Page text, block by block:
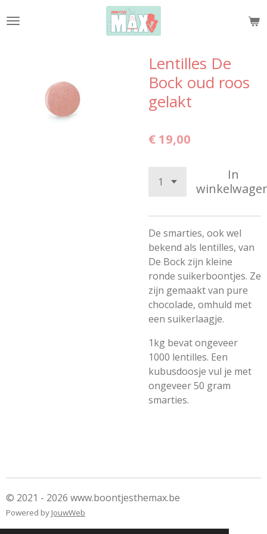
direct
Lentilles De
Bock oud roos
gelakt
€ 19,00
In
De smarties, ook wel
bekend als lentilles, van
De Bock zijn kleine
ronde suikerboontjes. Ze
zijn gemaakt van pure
chocolade, omhuld met
een suikerlaagje.
1kg bevat ongeveer
1000 lentilles. Een
kubusdoosje vul je met
ongeveer 50 gram
smarties.
© 2021 - 2026 www.boontjesthemax.be
Powered by JouwWeb